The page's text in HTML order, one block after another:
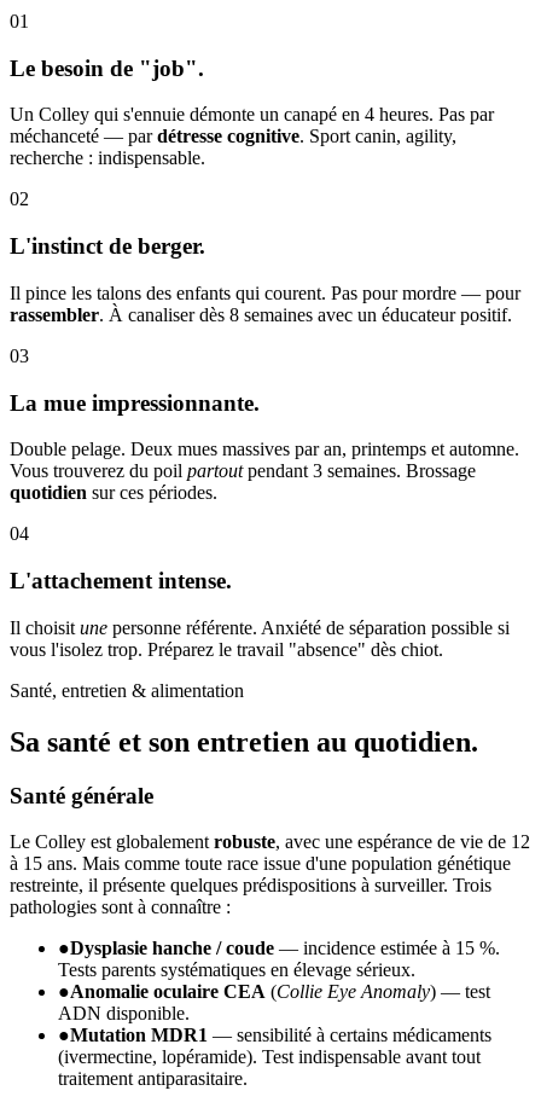
01
Le besoin de "job".
Un Colley qui s'ennuie démonte un canapé en 4 heures. Pas par
méchanceté — pardétresse cognitive. Sport canin, agility,
recherche : indispensable.
02
L'instinct de berger.
Il pince les talons des enfants qui courent. Pas pour mordre — pour
rassembler. À canaliser dès 8 semaines avec un éducateur positif.
03
La mue impressionnante.
Double pelage. Deux mues massives par an, printemps et automne.
Vous trouverez du poil partoutpendant 3 semaines. Brossage
quotidien sur ces périodes.
04
L'attachement intense.
Il choisit une personne référente. Anxiété de séparation possible si
vous l'isolez trop. Préparez le travail "absence" dès chiot.
Santé, entretien & alimentation
Sa santé et son entretien au quotidien.
Santé générale
Le Colley est globalement robuste, avec une espérance de vie de 12
à 15 ans. Mais comme toute race issue d'une population génétique
restreinte, il présente quelques prédispositions à surveiller. Trois
pathologies sont à connaître :
●Dysplasie hanche / coude — incidence estimée à 15 %.
Tests parents systématiques en élevage sérieux.
●Anomalie oculaire CEA (Collie Eye Anomaly) — test
ADN disponible.
●Mutation MDR1 — sensibilité à certains médicaments
(ivermectine, lopéramide). Test indispensable avant tout
traitement antiparasitaire.